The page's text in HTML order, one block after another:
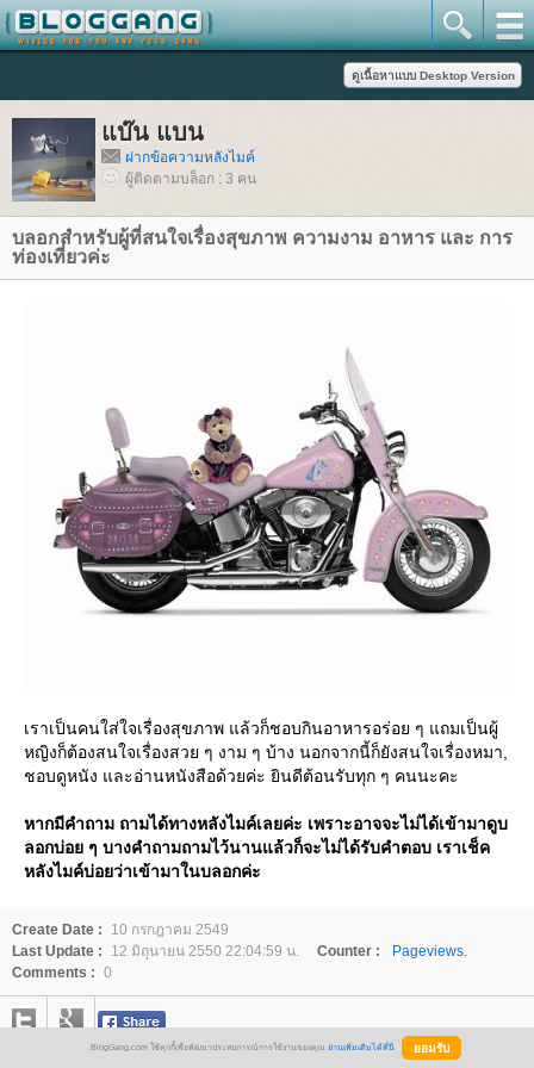
บ๊น แบน
ฝากข้อความหลังไมค์
ผู้ติดตามบล็อก : 3 คน
บลอกสำหรับผู้ที่สนใจเรื่องสุขภาพ ความงาม อาหาร และ การ
ท่องเที่ยวค่ะ
เราเป็นคนใส่ใจเรื่องสุขภาพ แล้วก็ชอบกินอาหารอร่อย ๆ แถมเป็นผู้
หญิงก็ต้องสนใจเรื่องสวย ๆ งาม ๆ บ้าง นอกจากนี้ก็ยังสนใจเรื่องหมา,
ชอบดูหนัง และอ่านหนังสือด้วยค่ะ ยินดีต้อนรับทุก ๆ คนนะคะ
หากมีคำถาม ถามได้ทางหลังไมค์เลยค่ะ เพราะอาจจะไม่ได้เข้ามาดูบ
ลอกบ่อย ๆ บางคำถามถามไว้นานแล้วก็จะไม่ได้รับคำตอบ เราเช็ค
หลังไมค์บ่อยว่าเข้ามาในบลอกค่ะ
Create Date :
10 กรกฎาคม 2549
Last Update :
12 มิถุนายน 2550 22:04:59 น. Counter :
Pageviews.
Comments : 0
BlogGang.com ใช้คุกกี้เพื่อพัฒนาประสบการณ์การใช้งานของคุณ อ่านเพิ่มเติมได้ที่นี่